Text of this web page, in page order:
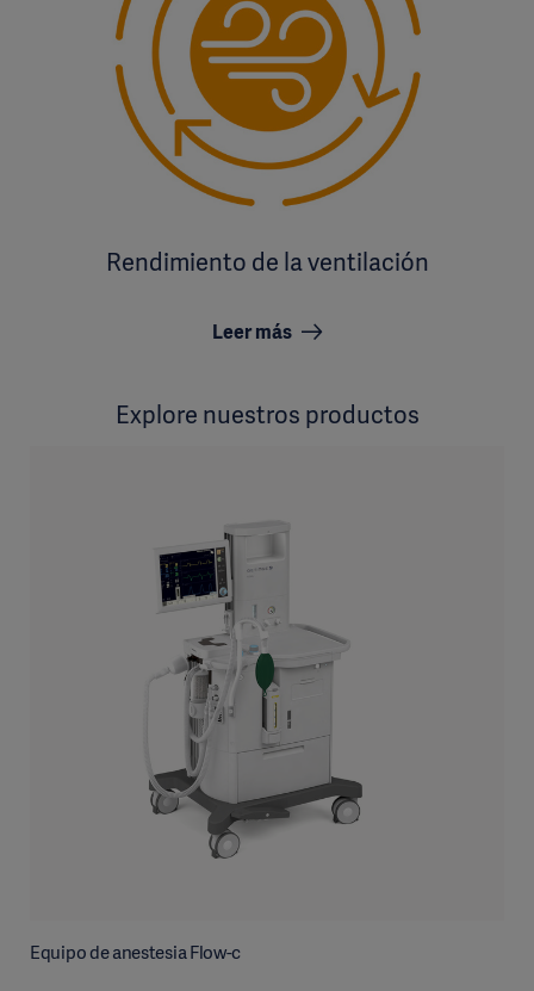
Rendimiento de la ventilación
Leer más
Explore nuestros productos
Equipo de anestesia Flow-c